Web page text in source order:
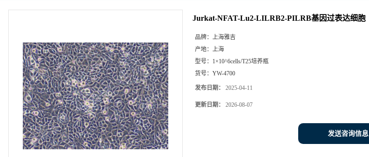
Jurkat-NFAT-Lu2-LILRB2-PILRB基因过表达细胞
品牌： 上海雅吉
产地： 上海
型号： 1×10^6cells/T25培养瓶
货号： YW-4700
发布日期： 2025-04-11
更新日期： 2026-08-07
发送咨询信息